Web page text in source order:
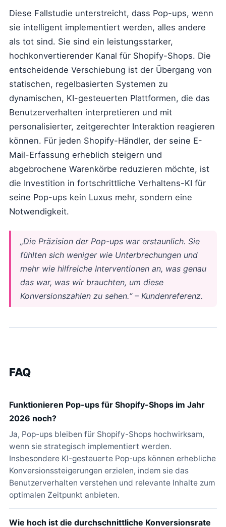
Diese Fallstudie unterstreicht, dass Pop-ups, wenn
sie intelligent implementiert werden, alles andere
als tot sind. Sie sind ein leistungsstarker,
hochkonvertierender Kanal für Shopify-Shops. Die
entscheidende Verschiebung ist der Übergang von
statischen, regelbasierten Systemen zu
dynamischen, KI-gesteuerten Plattformen, die das
Benutzerverhalten interpretieren und mit
personalisierter, zeitgerechter Interaktion reagieren
können. Für jeden Shopify-Händler, der seine E-
Mail-Erfassung erheblich steigern und
abgebrochene Warenkörbe reduzieren möchte, ist
die Investition in fortschrittliche Verhaltens-KI für
seine Pop-ups kein Luxus mehr, sondern eine
Notwendigkeit.
„Die Präzision der Pop-ups war erstaunlich. Sie
fühlten sich weniger wie Unterbrechungen und
mehr wie hilfreiche Interventionen an, was genau
das war, was wir brauchten, um diese
Konversionszahlen zu sehen.“ – Kundenreferenz.
FAQ
Funktionieren Pop-ups für Shopify-Shops im Jahr
2026 noch?
Ja, Pop-ups bleiben für Shopify-Shops hochwirksam,
wenn sie strategisch implementiert werden.
Insbesondere KI-gesteuerte Pop-ups können erhebliche
Konversionssteigerungen erzielen, indem sie das
Benutzerverhalten verstehen und relevante Inhalte zum
optimalen Zeitpunkt anbieten.
Wie hoch ist die durchschnittliche Konversionsrate